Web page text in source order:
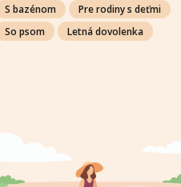
S bazénom
Pre rodiny s deťmi
So psom
Letná dovolenka